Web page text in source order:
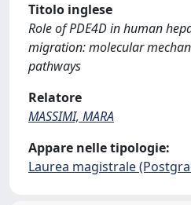
Titolo inglese
Role of PDE4D in human
migration: molecular
pathways
Relatore
MASSIMI, MARA
Appare nelle tipologie:
Laurea magistrale